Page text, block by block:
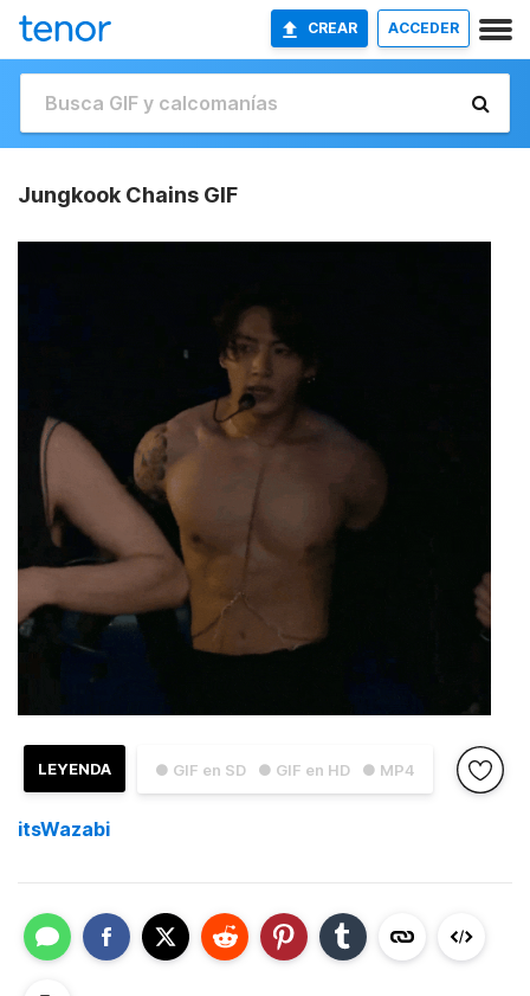
CREAR ACCEDER
Jungkook Chains GIF
● GIF en SD ● GIF en HD ● MP4
LEYENDA
itsWazabi